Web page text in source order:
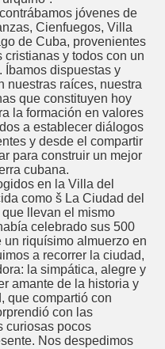
jóvenes de
Cienfuegos, Villa
de Cuba, provenientes
y todos con un
Íbamos dispuestas y
nuestras raíces, nuestra
que constituyen hoy
la formación en valores
a establecer diálogos
y desde el compartir
para construir un mejor
cubana.
en la Villa del
como š La Ciudad del
llevan el mismo
celebrado sus 500
riquísimo almuerzo en
a recorrer la ciudad,
la simpática, alegre y
amante de la historia y
que compartió con
con las
curiosas pocos
Nos despedimos